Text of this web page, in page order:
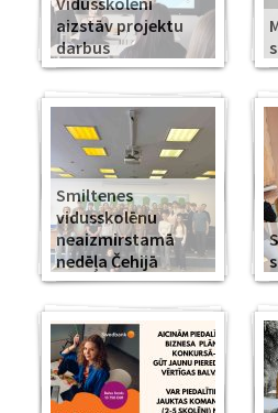
aizstāv projektu
darbus
Smiltenes
vidusskolēnu
neaizmirstamā
nedēļa Čehijā